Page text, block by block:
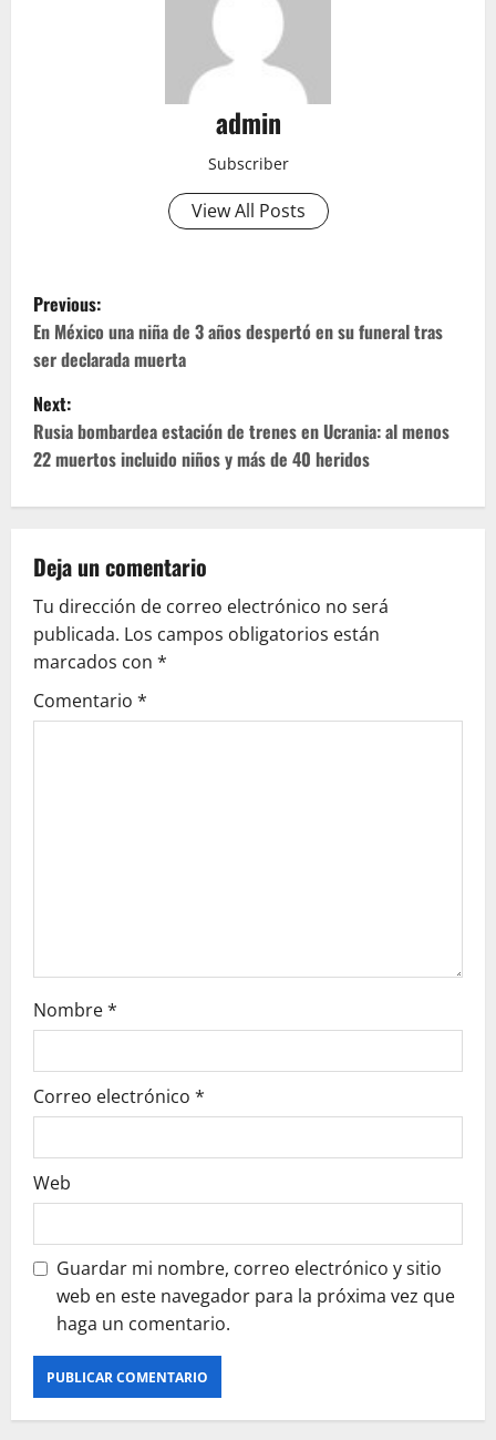
admin
Subscriber
View All Posts
P
o
s
t
n
v
i
g
a
Previous:
En México una niña de 3 años despertó en su funeral tras
ser declarada muerta
Next:
Rusia bombardea estación de trenes en Ucrania: al menos
22 muertos incluido niños y más de 40 heridos
Deja un comentario
Tu dirección de correo electrónico no será
publicada. Los campos obligatorios están
marcados con *
Comentario *
Nombre*
Correo electrónico *
Web
Guardar mi nombre, correo electrónico y sitio
web en este navegador para la próxima vez que
haga un comentario.